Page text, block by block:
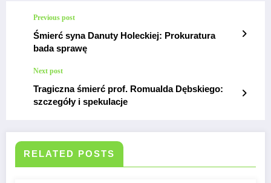
Previous post
Śmierć syna Danuty Holeckiej: Prokuratura
bada sprawę
Next post
Tragiczna śmierć prof. Romualda Dębskiego:
szczegóły i spekulacje
RELATED POSTS